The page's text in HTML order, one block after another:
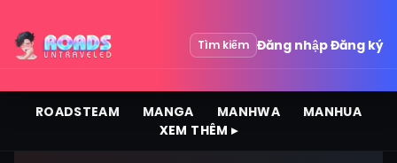
Tìm kiếm Đăng nhậpĐăng ký
ROADSTEAM MANGA MANHWA
MANHUA
XEM THÊM ▸